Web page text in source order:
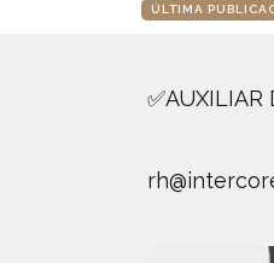
ÚLTIMA
✅AUXILIAR